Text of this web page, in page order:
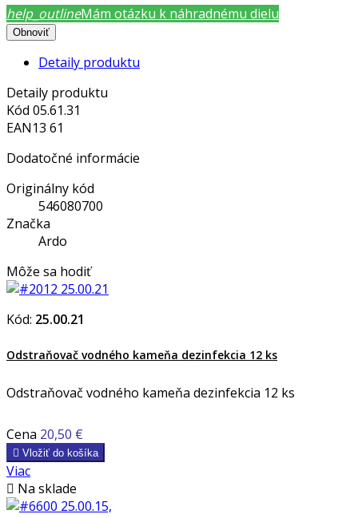
help_outlineMám otázku k náhradnému dielu
Detaily produktu
Detaily produktu
Kód 05.61.31
EAN13 61
Dodatočné informácie
Originálny kód
546080700
Značka
Ardo
Môže sa hodiť
Kód: 25.00.21
Odstraňovač vodného kameňa dezinfekcia 12 ks
Odstraňovač vodného kameňa dezinfekcia 12 ks
Cena 20,50 €
 Vložiť do košíka
Viac
 Na sklade